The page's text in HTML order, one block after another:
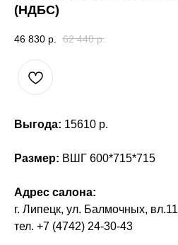
(НДБС)
46 830 р. 62 440 р.
Выгода: 15610 р.
Размер: ВШГ 600*715*715
Адрес салона:
г. Липецк, ул. Балмочных, вл.11
тел. +7 (4742) 24-30-43